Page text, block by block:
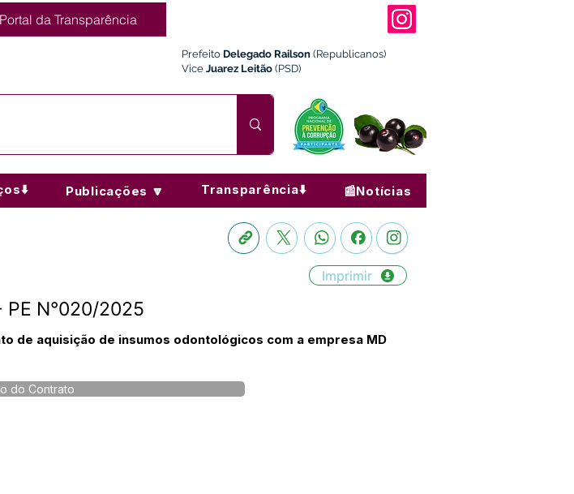
Portal da Transparência
Prefeito Delegado Railson (Republicanos)
Vice Juarez Leitão (PSD)
Publicações 🔽 Transparência⬇️ 📰Notícias
Imprimir
PE N°020/2025
de aquisição de insumos odontológicos com a empresa MD
do Contrato